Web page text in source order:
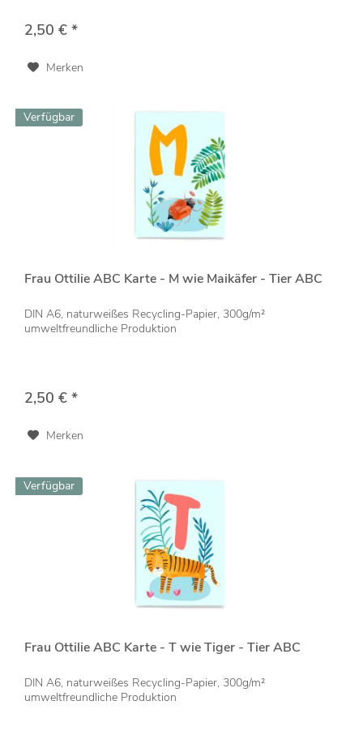
2,50 € *
Merken
Verfügbar
Frau Ottilie ABC Karte - M wie Maikäfer - Tier ABC
DIN A6, naturweißes Recycling-Papier, 300g/m²
umweltfreundliche Produktion
2,50 € *
Merken
Verfügbar
Frau Ottilie ABC Karte - T wie Tiger - Tier ABC
DIN A6, naturweißes Recycling-Papier, 300g/m²
umweltfreundliche Produktion